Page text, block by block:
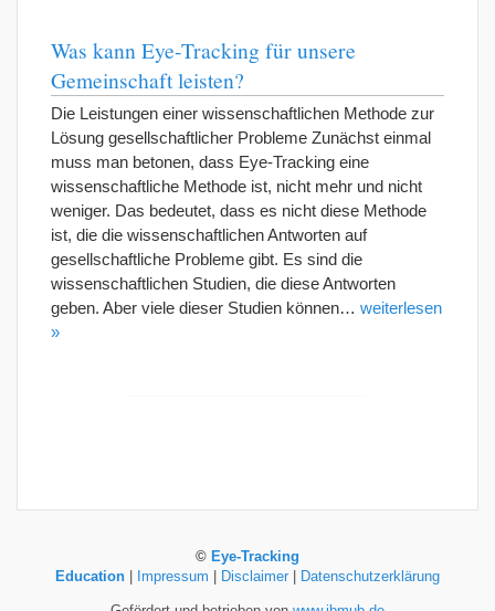
Was kann Eye-Tracking für unsere
Gemeinschaft leisten?
Die Leistungen einer wissenschaftlichen Methode zur
Lösung gesellschaftlicher Probleme Zunächst einmal
muss man betonen, dass Eye-Tracking eine
wissenschaftliche Methode ist, nicht mehr und nicht
weniger. Das bedeutet, dass es nicht diese Methode
ist, die die wissenschaftlichen Antworten auf
gesellschaftliche Probleme gibt. Es sind die
wissenschaftlichen Studien, die diese Antworten
geben. Aber viele dieser Studien können… weiterlesen
»
© Eye-Tracking
Education
Impressum Disclaimer Datenschutzerklärung